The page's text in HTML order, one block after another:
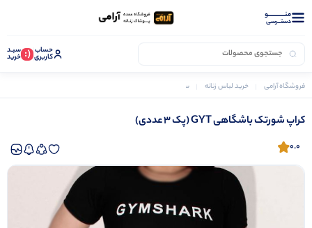
منــــــــــــو
دستــرسی
حساب
کاربری (: سبـد
خرید
فروشگاه آرامی خرید لباس زنانه ست کراپ و شورتک زنانه
کراپ شورتک باشگاهی GYT (پک 3 عددی)
0.0